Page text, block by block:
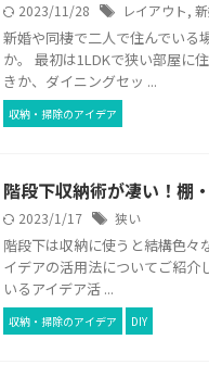
2023/11/28 レイアウト,
新婚や同棲で二人で住んでいる
か。 最初は1LDKで狭い部屋に
きか、ダイニングセッ ...
収納・掃除のアイデア
階段下収納術が凄い！棚
2023/1/17 狭い
階段下は収納に使うと結構色々
イデアの活用法についてご紹介
いるアイデア活 ...
収納・掃除のアイデア DIY